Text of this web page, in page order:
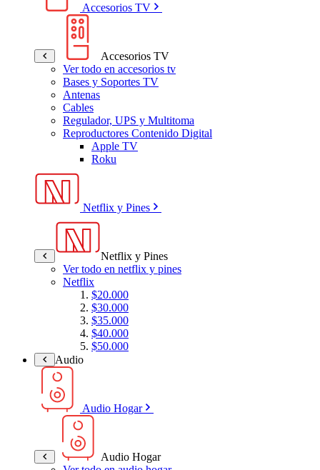
Accesorios TV
Accesorios TV
Ver todo en accesorios tv
Bases y Soportes TV
Antenas
Cables
Regulador, UPS y Multitoma
Reproductores Contenido Digital
Apple TV
Roku
Netflix y Pines
Netflix y Pines
Ver todo en netflix y pines
Netflix
$20.000
$30.000
$35.000
$40.000
$50.000
Audio
Audio Hogar
Audio Hogar